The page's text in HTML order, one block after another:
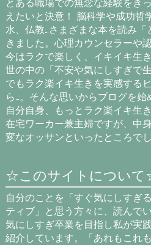
とある職場での無念な経験をき
えたいと決意！ 脳科学や成功哲
水、仏教…さまざまな本を読み
きました。心理カウンセラーや
今はラクで楽しく、イキイキ生
世の中の「不安や気にしすぎで
でもラク楽イキ生きを実感する
ら…。そんな思いからブログを始
自分自身、もっとラク楽イキ生
在宅ワーカー兼主婦ですが、中
変なオッサンといったところで
☆このサイトについ
自分のことを「すぐ気にしすぎ
ティブ」と思う方々に、読んで
気にしすぎ卒業を目指し私が実
紹介しています。「あれもこれ